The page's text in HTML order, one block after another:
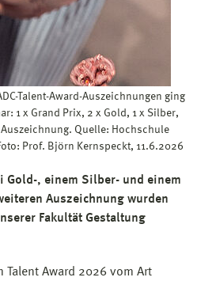
Talent-Award-Auszeichnungen ging
1 x Grand Prix, 2 x Gold, 1 x Silber,
Quelle: Hochschule
Prof. Björn Kernspeckt, 11.6.2026
Gold-, einem Silber- und einem
Auszeichnung wurden
Fakultät Gestaltung
Talent Award 2026 vom Art